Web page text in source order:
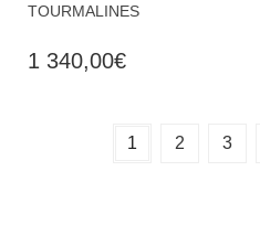
TOURMALINES
1 340,00€
1 2 3